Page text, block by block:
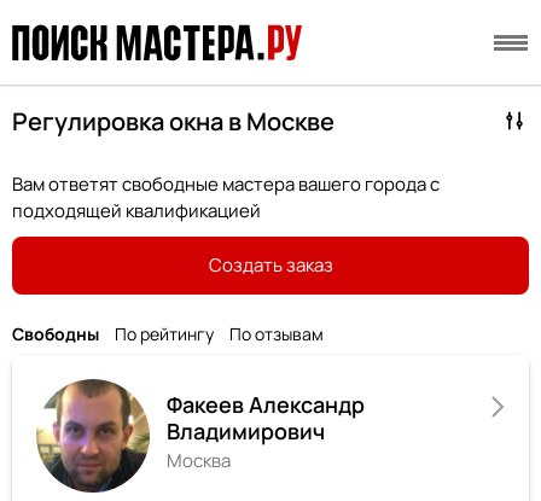
Регулировка окна в Москве
Вам ответят свободные мастера вашего города с
подходящей квалификацией
Создать заказ
Свободны По рейтингу По отзывам
Факеев Александр
Владимирович
Москва